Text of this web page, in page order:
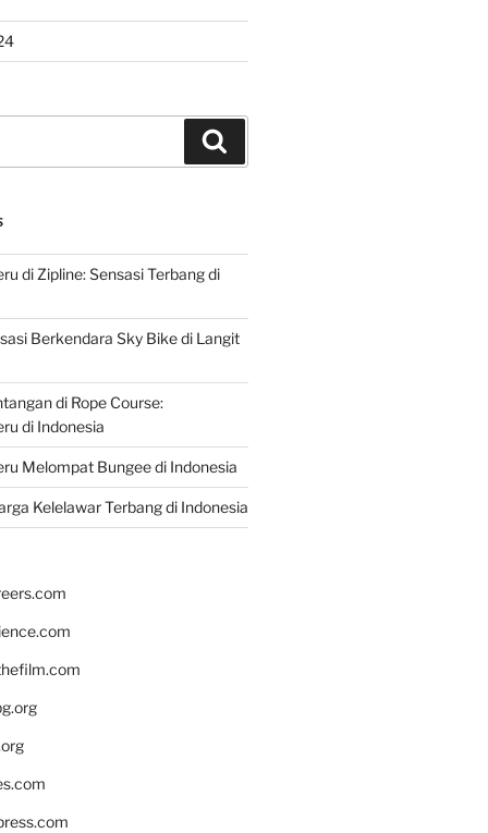
di Zipline: Sensasi Terbang di
Berkendara Sky Bike di Langit
di Rope Course:
di Indonesia
Melompat Bungee di Indonesia
Kelelawar Terbang di Indonesia